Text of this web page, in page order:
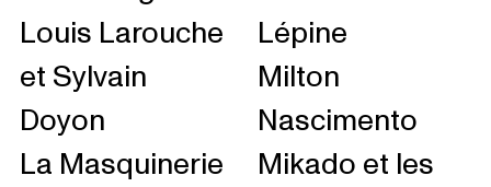
Louis Larouche
et Sylvain
Doyon
La Masquinerie
Lépine
Milton
Nascimento
Mikado et les